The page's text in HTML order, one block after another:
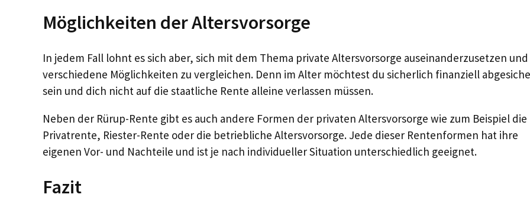
Möglichkeiten der Altersvorsorge
In jedem Fall lohnt es sich aber, sich mit dem Thema private Altersvorsorge auseinanderzusetzen und
verschiedene Möglichkeiten zu vergleichen. Denn im Alter möchtest du sicherlich finanziell
sein und dich nicht auf die staatliche Rente alleine verlassen müssen.
Neben der Rürup-Rente gibt es auch andere Formen der privaten Altersvorsorge wie zum Beispiel die
Privatrente, Riester-Rente oder die betriebliche Altersvorsorge. Jede dieser Rentenformen hat ihre
eigenen Vor- und Nachteile und ist je nach individueller Situation unterschiedlich geeignet.
Fazit